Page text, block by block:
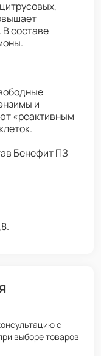
составе
и
«реактивным
Бенефит ПЗ
с
выборе товаров